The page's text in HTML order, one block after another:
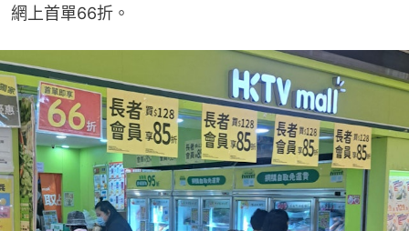
網上首單66折。